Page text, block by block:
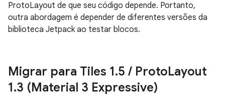
ProtoLayout de que seu código depende. Portanto,
outra abordagem é depender de diferentes versões da
biblioteca Jetpack ao testar blocos.
Migrar para Tiles 1.5 / ProtoLayout
1.3 (Material 3 Expressive)